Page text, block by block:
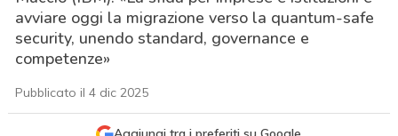
avviare oggi la migrazione verso la quantum-safe
security, unendo standard, governance e
competenze»
Pubblicato il 4 dic 2025